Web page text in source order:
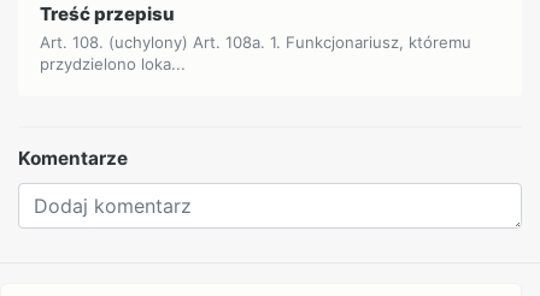
Treść przepisu
Art. 108. (uchylony) Art. 108a. 1. Funkcjonariusz, któremu
przydzielono loka...
Komentarze